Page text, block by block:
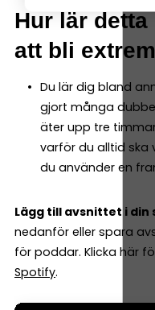
Hur lär
att bli
Du lär dig bland
gjort många
äter upp tre
varför du alltid ska
du använder en
Lägg till avsnittet i din
nedanför eller spara
för poddar. Klicka här
Spotify.